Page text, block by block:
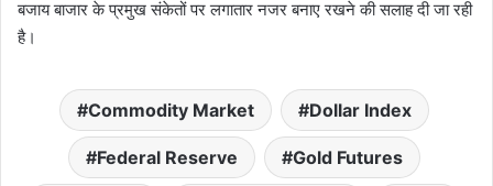
बजाय बाजार के प्रमुख संकेतों पर लगातार नजर बनाए रखने की सलाह दी जा रही
है।
Commodity Market Dollar Index
Federal Reserve Gold Futures